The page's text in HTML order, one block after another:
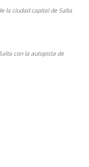
la ciudad capital de Salta
con la autopista de